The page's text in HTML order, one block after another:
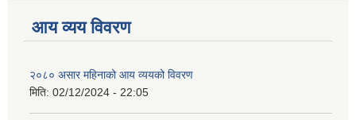
आय व्यय विवरण
२०८० असार महिनाको आय व्ययको विवरण
मिति: 02/12/2024 - 22:05